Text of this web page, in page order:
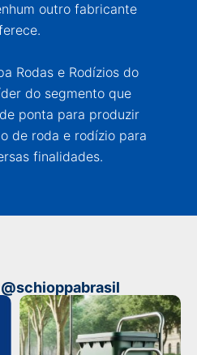
outro fabricante
Rodas e Rodízios do
do segmento que
ponta para produzir
de roda e rodízio para
finalidades.
@schioppabrasil